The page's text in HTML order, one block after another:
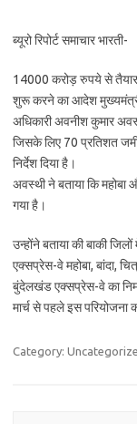
ब्यूरो रिपोर्ट समाचार भारती-
14000 करोड़ रुपये से तैयार
शुरू करने का आदेश मुख्यमंत्री
अधिकारी अवनीश कुमार
जिसके लिए 70 प्रतिशत
निर्देश दिया है।
अवस्थी ने बताया कि
गया है।
उन्होंने बताया की बाकी
एक्सप्रेस-वे महोबा, बांदा,
बुंदेलखंड एक्सप्रेस-वे का
मार्च से पहले इस परियोजना
Category: